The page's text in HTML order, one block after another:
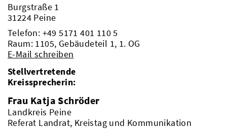
Burgstraße 1
31224 Peine
Telefon: +49 5171 401 110 5
Raum: 1105, Gebäudeteil 1, 1. OG
E-Mail schreiben
Stellvertretende
Kreissprecherin:
Frau Katja Schröder
Landkreis Peine
Referat Landrat, Kreistag und Kommunikation